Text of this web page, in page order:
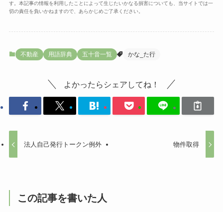
す。本記事の情報を利用したことによって生じたいかなる損害についても、当サイトでは一
切の責任を負いかねますので、あらかじめご了承ください。
不動産 用語辞典 五十音一覧 かな_た行
よかったらシェアしてね！
法人自己発行トークン例外 物件取得
この記事を書いた人